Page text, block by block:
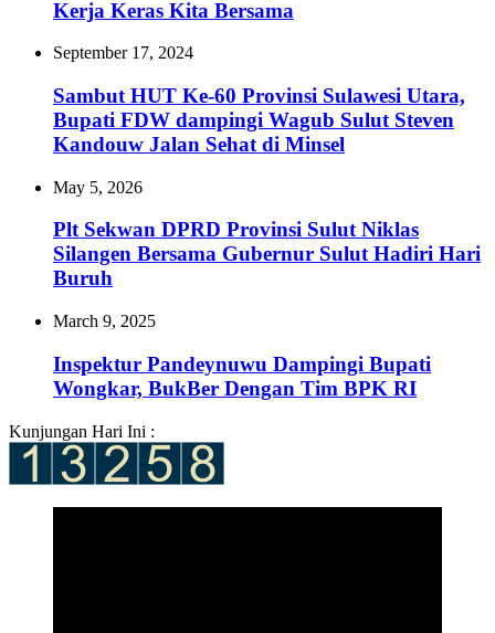
Kerja Keras Kita Bersama
September 17, 2024
Sambut HUT Ke-60 Provinsi Sulawesi Utara,
Bupati FDW dampingi Wagub Sulut Steven
Kandouw Jalan Sehat di Minsel
May 5, 2026
Plt Sekwan DPRD Provinsi Sulut Niklas
Silangen Bersama Gubernur Sulut Hadiri Hari
Buruh
March 9, 2025
Inspektur Pandeynuwu Dampingi Bupati
Wongkar, BukBer Dengan Tim BPK RI
Kunjungan Hari Ini :